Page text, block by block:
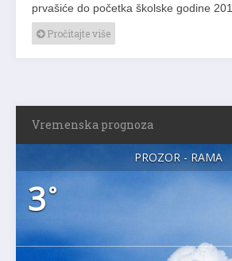
prvašiće do početka školske godine
Pročitajte više
Vremenska prognoza
PROZOR - RAMA
3°